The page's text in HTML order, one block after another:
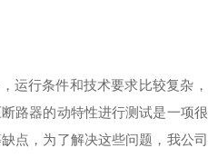
运行条件和技术要求比较复杂
路器的动特性进行测试是一项
点，为了解决这些问题，我公